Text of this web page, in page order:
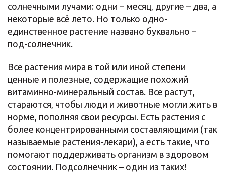
солнечными лучами: одни – месяц, другие – два, а
некоторые всё лето. Но только одно-
единственное растение названо буквально –
под-солнечник.
Все растения мира в той или иной степени
ценные и полезные, содержащие похожий
витаминно-минеральный состав. Все растут,
стараются, чтобы люди и животные могли жить в
норме, пополняя свои ресурсы. Есть растения с
более концентрированными составляющими (так
называемые растения-лекари), а есть такие, что
помогают поддерживать организм в здоровом
состоянии. Подсолнечник – один из таких!